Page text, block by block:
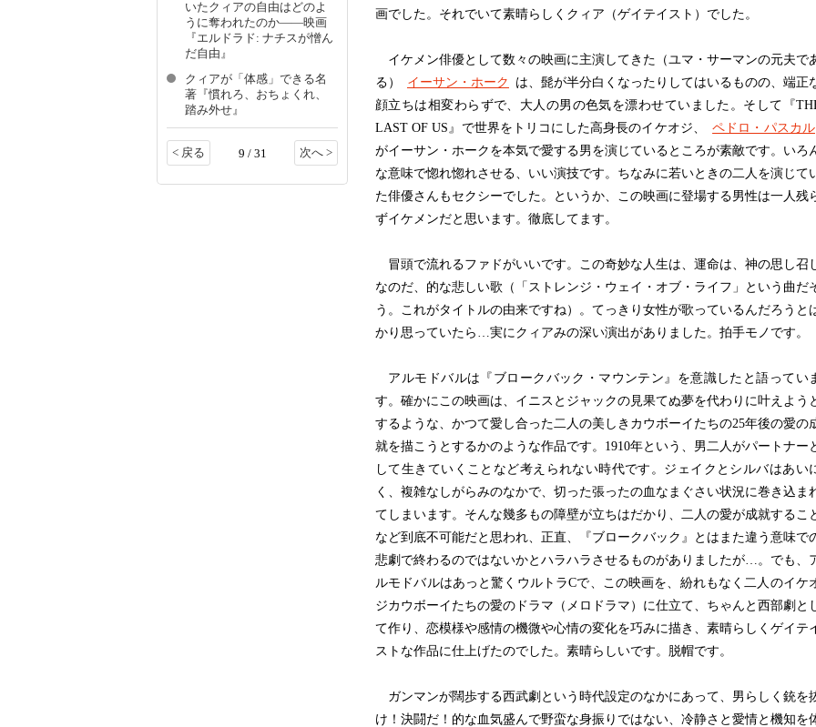
画でした。それでいて素晴らしくクィア（ゲイテイスト）でした。
イケメン俳優として数々の映画に主演してきた（ユマ・サーマンの元夫で
る）
イーサン・ホーク
は、髭が半分白くなったりしてはいるものの、端正
顔立ちは相変わらずで、大人の男の色気を漂わせていました。そして『
LAST OF US』で世界をトリコにした高身長のイケオジ、
ペドロ・パスカル
がイーサン・ホークを本気で愛する男を演じているところが素敵です。いろ
な意味で惚れ惚れさせる、いい演技です。ちなみに若いときの二人を演じて
た俳優さんもセクシーでした。というか、この映画に登場する男性は一人残
ずイケメンだと思います。徹底してます。
冒頭で流れるファドがいいです。この奇妙な人生は、運命は、神の思し召
なのだ、的な悲しい歌（「ストレンジ・ウェイ・オブ・ライフ」という曲だ
う。これがタイトルの由来ですね）。てっきり女性が歌っているんだろうと
かり思っていたら…実にクィアみの深い演出がありました。拍手モノです。
アルモドバルは『ブロークバック・マウンテン』を意識したと語ってい
す。確かにこの映画は、イニスとジャックの見果てぬ夢を代わりに叶えよう
するような、かつて愛し合った二人の美しきカウボーイたちの25年後の愛の
就を描こうとするかのような作品です。1910年という、男二人がパートナー
して生きていくことなど考えられない時代です。ジェイクとシルバはあい
く、複雑なしがらみのなかで、切った張ったの血なまぐさい状況に巻き込ま
てしまいます。そんな幾多もの障壁が立ちはだかり、二人の愛が成就するこ
など到底不可能だと思われ、正直、『ブロークバック』とはまた違う意味で
悲劇で終わるのではないかとハラハラさせるものがありましたが…。でも、
ルモドバルはあっと驚くウルトラCで、この映画を、紛れもなく二人のイケ
ジカウボーイたちの愛のドラマ（メロドラマ）に仕立て、ちゃんと西部劇と
て作り、恋模様や感情の機微や心情の変化を巧みに描き、素晴らしくゲイテ
ストな作品に仕上げたのでした。素晴らしいです。脱帽です。
ガンマンが闊歩する西武劇という時代設定のなかにあって、男らしく銃を
け！決闘だ！的な血気盛んで野蛮な身振りではない、冷静さと愛情と機知を
いたクィアの自由はどのよ
うに奪われたのか――映画
『エルドラド: ナチスが憎ん
だ自由』
クィアが「体感」できる名
著『慣れろ、おちょくれ、
踏み外せ』
< 戻る 9 / 31 次へ >